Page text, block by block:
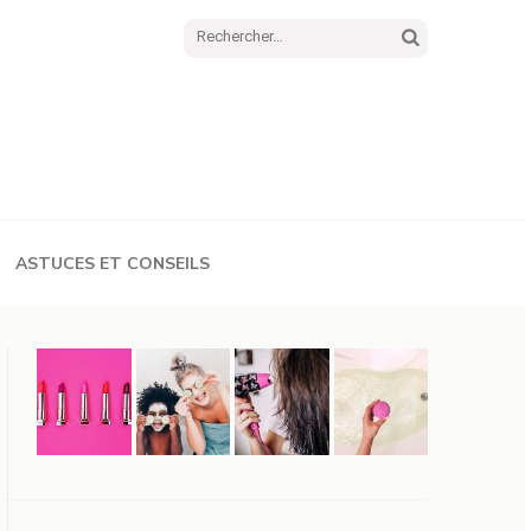
Rechercher :
ASTUCES ET CONSEILS